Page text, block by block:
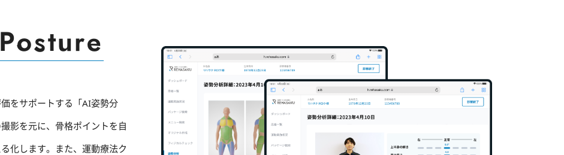
をサポートする「AI姿勢分
影を元に、骨格ポイントを自
化します。また、運動療法ク